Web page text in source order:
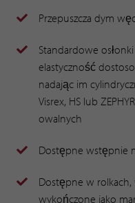
Przepuszcza dym
Standardowe
elastyczność
nadając im
Visrex, HS lub
owalnych
Dostępne wstępnie
Dostępne w
wykończone jako